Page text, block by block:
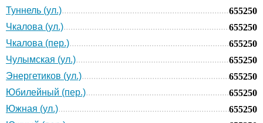
Туннель (ул.)
655250
Чкалова (ул.)
655250
Чкалова (пер.)
655250
Чулымская (ул.)
655250
Энергетиков (ул.)
655250
Юбилейный (пер.)
655250
Южная (ул.)
655250